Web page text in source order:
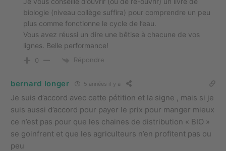
biologie (niveau collège suffira) pour comprendre un peu
plus comme fonctionne le cycle de l’eau.
Vous avez réussi un dire une bêtise à chacune de vos
lignes. Belle performance!
0 Répondre
bernard longer 5 années il y a
Je suis d’accord avec cette pétition et la signe , mais si je
suis aussi d’accord pour payer le prix pour manger mieux
ce n’est pas pour que les chaines de distribution « BIO »
se goinfrent et que les agriculteurs n’en profitent pas ou
peu